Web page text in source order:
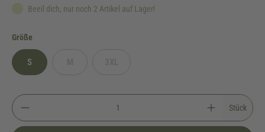
Beeil dich, nur noch 2 Artikel auf Lager!
Größe
S
Stück